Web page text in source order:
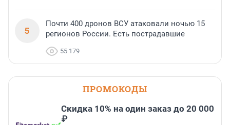
5
Почти 400 дронов ВСУ атаковали ночью 15
регионов России. Есть пострадавшие
55 179
ПРОМОКОДЫ
Скидка 10% на один заказ до 20 000
₽